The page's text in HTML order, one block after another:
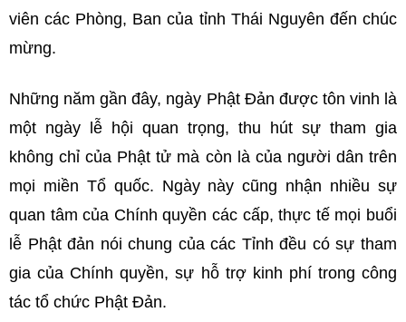
viên các Phòng, Ban của tỉnh Thái Nguyên đến chúc
mừng.
Những năm gần đây, ngày Phật Đản được tôn vinh là
một ngày lễ hội quan trọng, thu hút sự tham gia
không chỉ của Phật tử mà còn là của người dân trên
mọi miền Tổ quốc. Ngày này cũng nhận nhiều sự
quan tâm của Chính quyền các cấp, thực tế mọi buổi
lễ Phật đản nói chung của các Tỉnh đều có sự tham
gia của Chính quyền, sự hỗ trợ kinh phí trong công
tác tổ chức Phật Đản.